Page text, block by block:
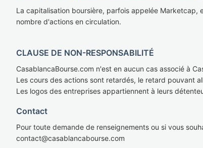
La capitalisation boursière, parfois appelée
nombre d'actions en circulation.
CLAUSE DE NON-RESPONSABILITÉ
CasablancaBourse.com n'est en aucun cas associé à
Les cours des actions sont retardés, le retard pouvant
Les logos des entreprises appartiennent à leurs
Contact
Pour toute demande de renseignements ou si vous
contact@casablancabourse.com